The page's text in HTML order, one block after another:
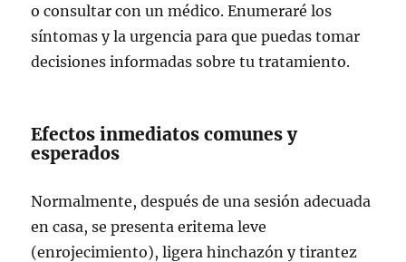
o consultar con un médico. Enumeraré los
síntomas y la urgencia para que puedas tomar
decisiones informadas sobre tu tratamiento.
Efectos inmediatos comunes y
esperados
Normalmente, después de una sesión adecuada
en casa, se presenta eritema leve
(enrojecimiento), ligera hinchazón y tirantez